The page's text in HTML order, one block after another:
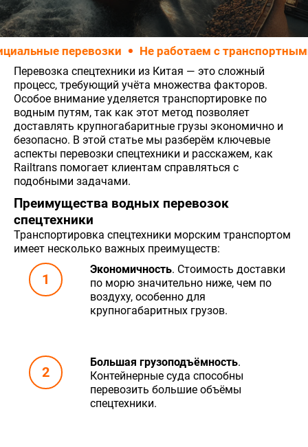
перевозки Не работаем с транспортными
Перевозка спецтехники из Китая — это сложный
процесс, требующий учёта множества факторов.
Особое внимание уделяется транспортировке по
водным путям, так как этот метод позволяет
доставлять крупногабаритные грузы экономично и
безопасно. В этой статье мы разберём ключевые
аспекты перевозки спецтехники и расскажем, как
Railtrans помогает клиентам справляться с
подобными задачами.
Преимущества водных перевозок
спецтехники
Транспортировка спецтехники морским транспортом
имеет несколько важных преимуществ:
Экономичность. Стоимость доставки
по морю значительно ниже, чем по
воздуху, особенно для
крупногабаритных грузов.
Большая грузоподъёмность.
Контейнерные суда способны
перевозить большие объёмы
спецтехники.